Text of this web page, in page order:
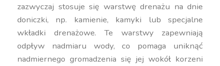
zazwyczaj stosuje się warstwę drenażu na dnie
doniczki, np. kamienie, kamyki lub specjalne
wkładki drenażowe. Te warstwy zapewniają
odpływ nadmiaru wody, co pomaga uniknąć
nadmiernego gromadzenia się jej wokół korzeni